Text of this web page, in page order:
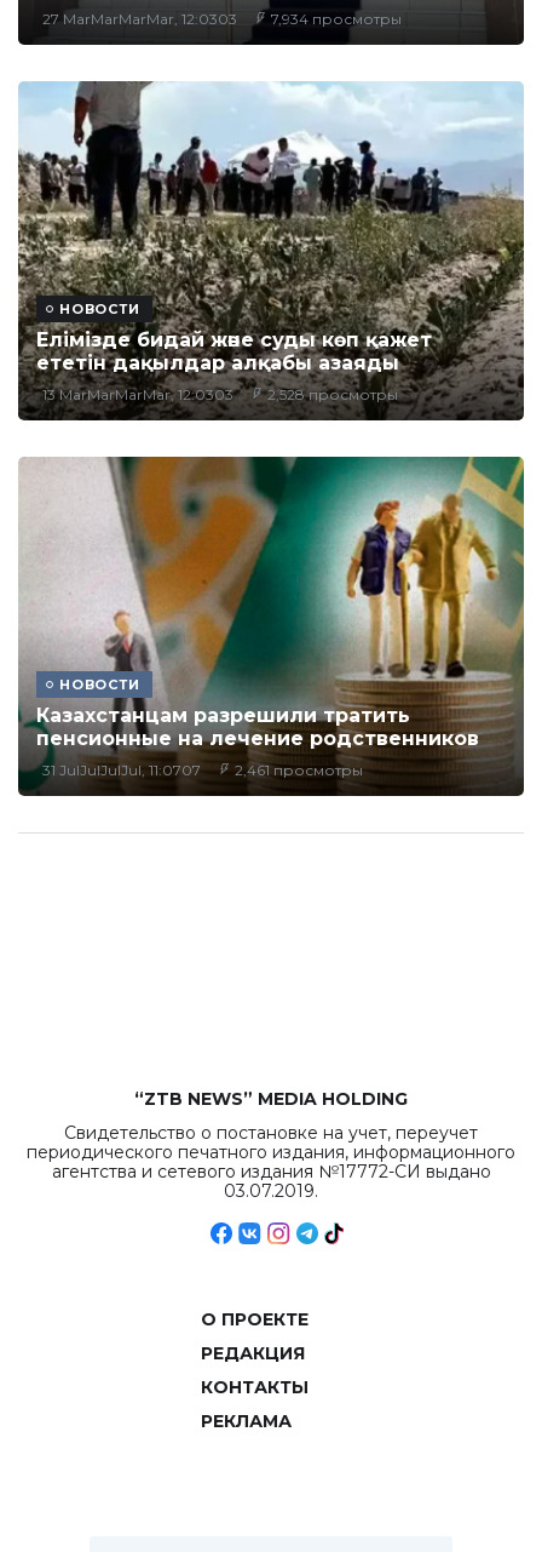
27 MarMarMarMar, 12:0303 7,934 просмотры
НОВОСТИ
Елімізде бидай және суды көп қажет
ететін дақылдар алқабы азаяды
13 MarMarMarMar, 12:0303 2,528 просмотры
НОВОСТИ
Казахстанцам разрешили тратить
пенсионные на лечение родственников
31 JulJulJulJul, 11:0707 2,461 просмотры
“ZTB NEWS” MEDIA HOLDING
Свидетельство о постановке на учет, переучет
периодического печатного издания, информационного
агентства и сетевого издания №17772-СИ выдано
03.07.2019.
О ПРОЕКТЕ
РЕДАКЦИЯ
КОНТАКТЫ
РЕКЛАМА